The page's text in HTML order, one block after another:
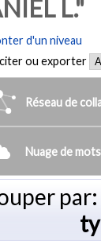
L."
d'un niveau
ou exporter
Réseau de
Nuage de mots
par: